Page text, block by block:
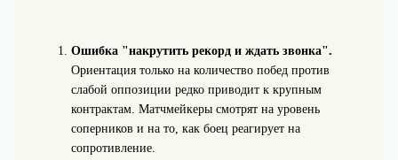
Ошибка "накрутить рекорд и ждать звонка".
Ориентация только на количество побед против
слабой оппозиции редко приводит к крупным
контрактам. Матчмейкеры смотрят на уровень
соперников и на то, как боец реагирует на
сопротивление.